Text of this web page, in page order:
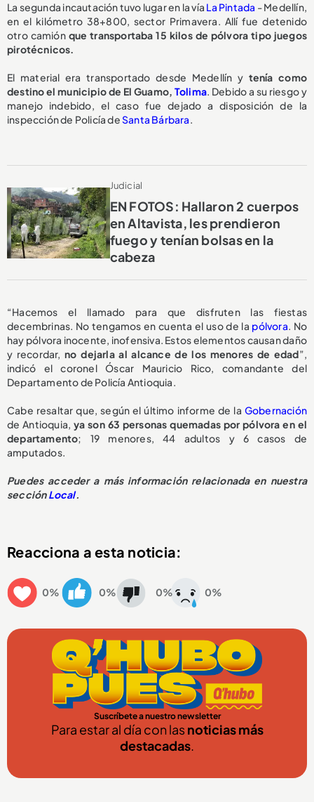
La segunda incautación tuvo lugar en la vía La Pintada - Medellín,
en el kilómetro 38+800, sector Primavera. Allí fue detenido
otro camión que transportaba 15 kilos de pólvora tipo juegos
pirotécnicos.
El material era transportado desde Medellín y tenía como
destino el municipio de El Guamo, Tolima. Debido a su riesgo y
manejo indebido, el caso fue dejado a disposición de la
inspección de Policía deSanta Bárbara.
Judicial
EN FOTOS: Hallaron 2 cuerpos
en Altavista, les prendieron
fuego y tenían bolsas en la
cabeza
“Hacemos el llamado para que disfruten las fiestas
decembrinas. No tengamos en cuenta el uso de la pólvora. No
hay pólvora inocente, inofensiva. Estos elementos causan daño
y recordar,no dejarla al alcance de los menores de edad”,
indicó el coronel Óscar Mauricio Rico, comandante del
Departamento de Policía Antioquia.
Cabe resaltar que, según el último informe de la Gobernación
de Antioquia,ya son 63 personas quemadas por pólvora en el
departamento; 19 menores, 44 adultos y 6 casos de
amputados.
Puedes acceder a más información relacionada en nuestra
secciónLocal.
Reacciona a esta noticia:
0% 0% 0% 0%
Suscríbete a nuestro newsletter
Para estar al día con lasnoticias más
destacadas.